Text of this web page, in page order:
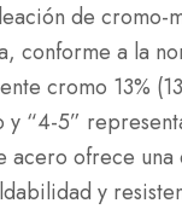
de
conforme a la
cromo 13%
“4-5”
acero ofrece
y